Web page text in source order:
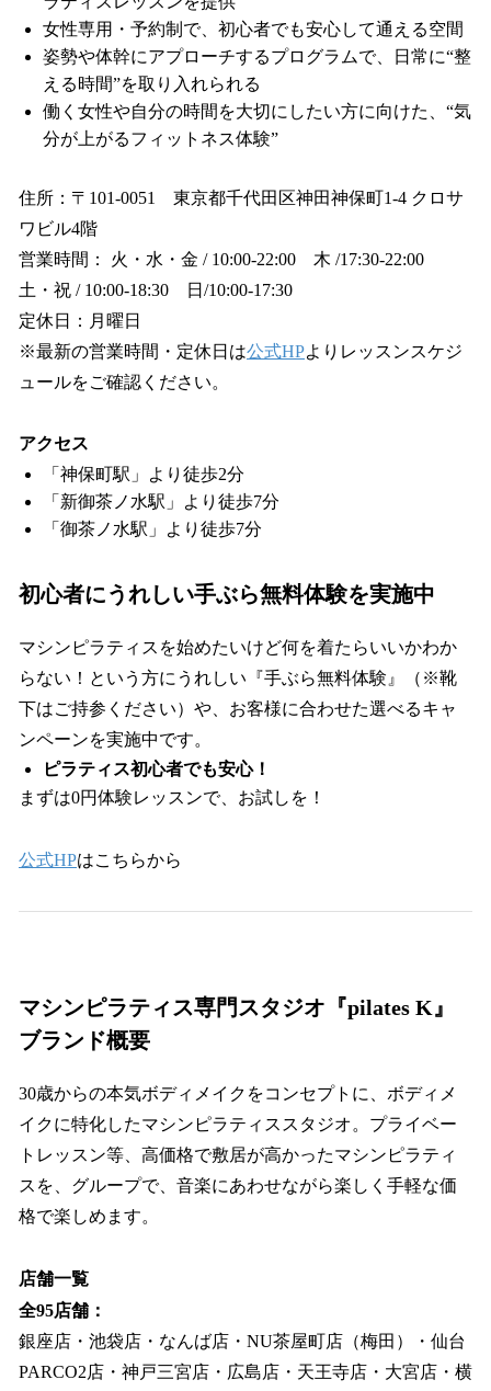
女性専用・予約制で、初心者でも安心して通える空間
姿勢や体幹にアプローチするプログラムで、日常に“整
える時間”を取り入れられる
働く女性や自分の時間を大切にしたい方に向けた、“気
分が上がるフィットネス体験”
住所：〒101-0051 東京都千代田区神田神保町1-4 クロサ
ワビル4階
営業時間： 火・水・金 / 10:00-22:00 木 /17:30-22:00
土・祝 / 10:00-18:30 日/10:00-17:30
定休日：月曜日
※最新の営業時間・定休日は公式HPよりレッスンスケジ
ュールをご確認ください。
アクセス
「神保町駅」より徒歩2分
「新御茶ノ水駅」より徒歩7分
「御茶ノ水駅」より徒歩7分
初心者にうれしい手ぶら無料体験を実施中
マシンピラティスを始めたいけど何を着たらいいかわか
らない！という方にうれしい『手ぶら無料体験』（※靴
下はご持参ください）や、お客様に合わせた選べるキャ
ンペーンを実施中です。
ピラティス初心者でも安心！
まずは0円体験レッスンで、お試しを！
公式HPはこちらから
マシンピラティス専門スタジオ『pilates K』
ブランド概要
30歳からの本気ボディメイクをコンセプトに、ボディメ
イクに特化したマシンピラティススタジオ。プライベー
トレッスン等、高価格で敷居が高かったマシンピラティ
スを、グループで、音楽にあわせながら楽しく手軽な価
格で楽しめます。
店舗一覧
全95店舗：
銀座店・池袋店・なんば店・NU茶屋町店（梅田）・仙台
PARCO2店・神戸三宮店・広島店・天王寺店・大宮店・横